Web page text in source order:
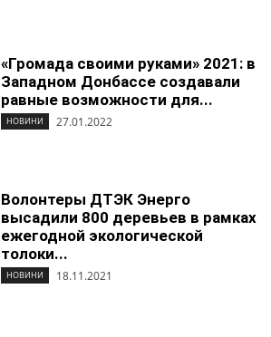
«Громада своими руками» 2021: в
Западном Донбассе создавали
равные возможности для...
НОВИНИ 27.01.2022
Волонтеры ДТЭК Энерго
высадили 800 деревьев в рамках
ежегодной экологической
толоки...
НОВИНИ 18.11.2021